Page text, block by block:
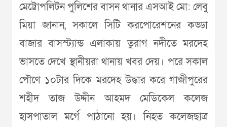
মেট্টোপলিটন পুলিশের বাসন থানার এসআই মো: লেবু
মিয়া জানান, সকালে সিটি করপোরেশনের কড্ডা
বাজার বাসস্ট্যান্ড এলাকায় তুরাগ নদীতে মরদেহ
ভাসতে দেখে স্থানীয়রা থানায় খবর দেয়। পরে সকাল
পৌণে ১০টার দিকে মরদেহ উদ্ধার করে গাজীপুরের
শহীদ তাজ উদ্দীন আহমদ মেডিকেল কলেজ
হাসপাতাল মর্গে পাঠানো হয়। নিহত কলেজছাত্র